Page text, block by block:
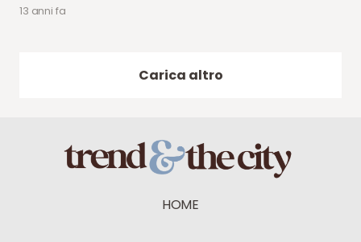
13 anni fa
Carica altro
HOME